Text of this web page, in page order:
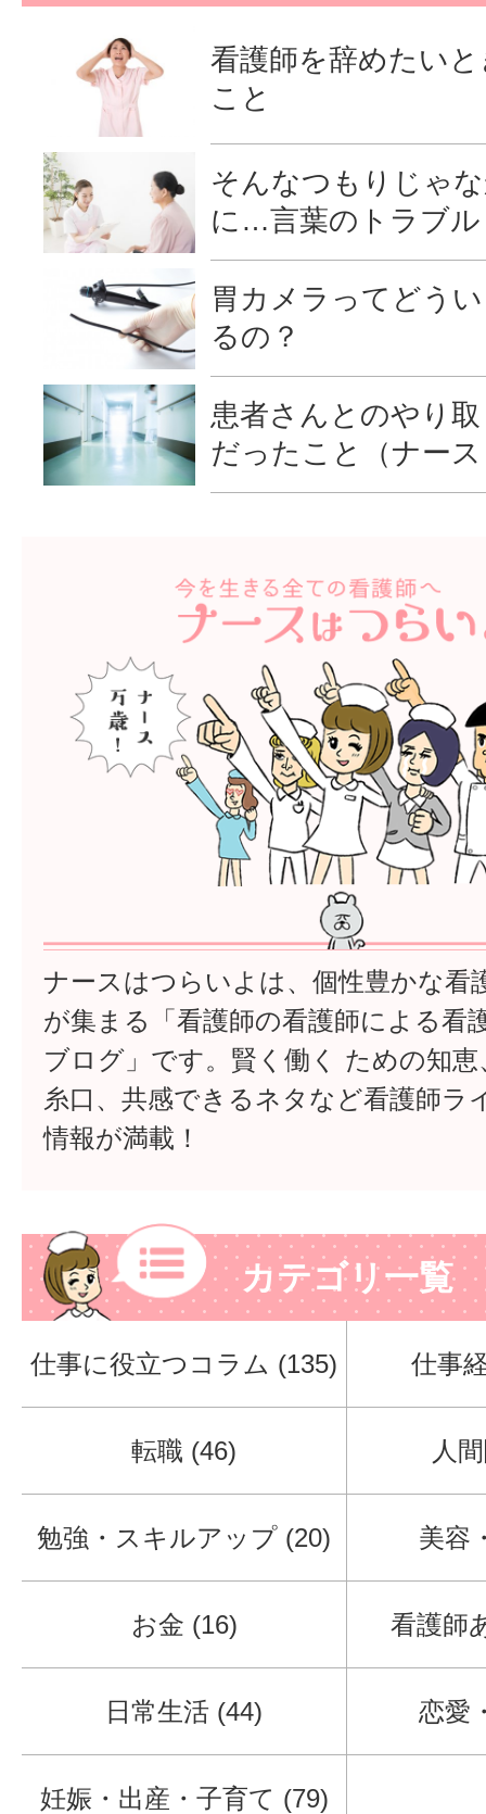
看護師を辞めたい
こと
そんなつもりじゃ
に…言葉のトラブル
胃カメラってどう
るの？
患者さんとのやり
だったこと（ナー
ナースはつらいよは、個性豊かな看
が集まる「看護師の看護師による看
ブログ」です。賢く働く ための知
糸口、共感できるネタなど看護師ラ
情報が満載！
カテゴリ一覧
仕事に役立つコラム (135) 仕事
転職 (46) 人
勉強・スキルアップ (20) 美容
お金 (16) 看護師
日常生活 (44) 恋愛
妊娠・出産・子育て (79)